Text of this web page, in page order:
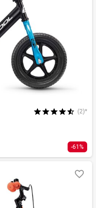
(2)*
-61%